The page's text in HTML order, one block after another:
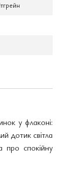
у флаконі:
дотик світла
спокійну